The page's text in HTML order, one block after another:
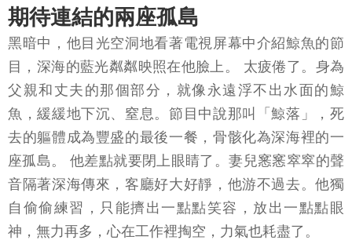
期待連結的兩座孤島
黑暗中，他目光空洞地看著電視屏幕中介紹鯨魚的節
目，深海的藍光粼粼映照在他臉上。 太疲倦了。身為
父親和丈夫的那個部分，就像永遠浮不出水面的鯨
魚，緩緩地下沉、窒息。節目中說那叫「鯨落」，死
去的軀體成為豐盛的最後一餐，骨骸化為深海裡的一
座孤島。 他差點就要閉上眼睛了。妻兒窸窸窣窣的聲
音隔著深海傳來，客廳好大好靜，他游不過去。他獨
自偷偷練習，只能擠出一點點笑容，放出一點點眼
神，無力再多，心在工作裡掏空，力氣也耗盡了。